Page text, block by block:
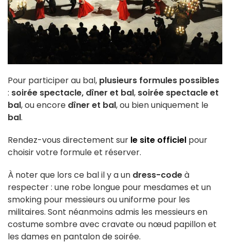
Pour participer au bal, plusieurs formules possibles
: soirée spectacle, dîner et bal, soirée spectacle et
bal, ou encore dîner et bal, ou bien uniquement le
bal.
Rendez-vous directement sur le site officiel pour
choisir votre formule et réserver.
À noter que lors ce bal il y a un dress-codeà
respecter : une robe longue pour mesdames et un
smoking pour messieurs ou uniforme pour les
militaires. Sont néanmoins admis les messieurs en
costume sombre avec cravate ou nœud papillon et
les dames en pantalon de soirée.